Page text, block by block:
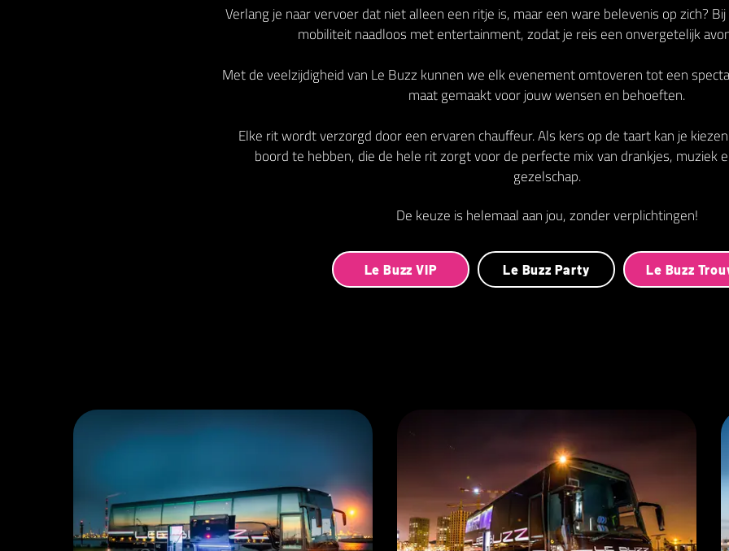
Verlang je naar vervoer dat niet alleen een ritje is, maar een ware belevenis op zich?
mobiliteit naadloos met entertainment, zodat je reis een onvergetelijk
Met de veelzijdigheid van Le Buzz kunnen we elk evenement omtoveren tot een
maat gemaakt voor jouw wensen en behoeften.
Elke rit wordt verzorgd door een ervaren chauffeur. Als kers op de taart kan je
boord te hebben, die de hele rit zorgt voor de perfecte mix van drankjes, muziek
gezelschap.
De keuze is helemaal aan jou, zonder verplichtingen!
Le Buzz VIP Le Buzz Party Le Buzz